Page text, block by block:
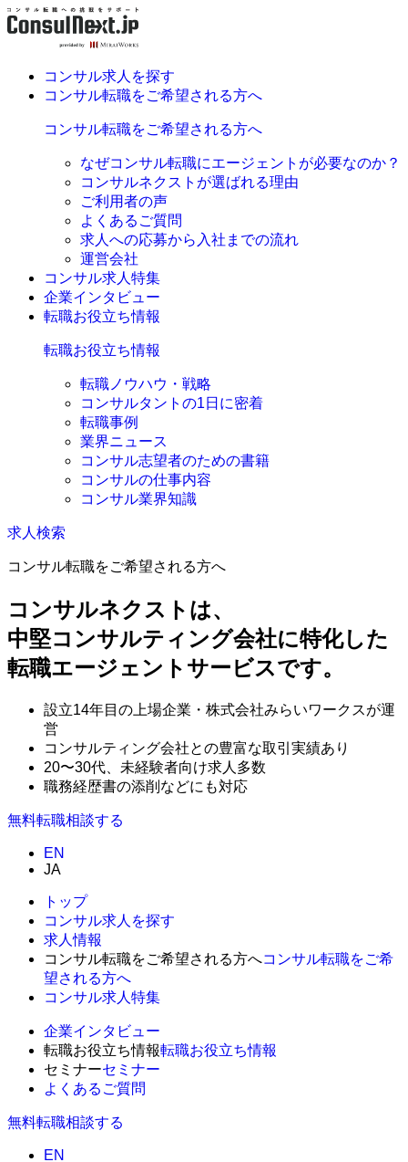
コンサル求人を探す
コンサル転職をご希望される方へ
コンサル転職をご希望される方へ
なぜコンサル転職にエージェントが必要なのか？
コンサルネクストが選ばれる理由
ご利用者の声
よくあるご質問
求人への応募から入社までの流れ
運営会社
コンサル求人特集
企業インタビュー
転職お役立ち情報
転職お役立ち情報
転職ノウハウ・戦略
コンサルタントの1日に密着
転職事例
業界ニュース
コンサル志望者のための書籍
コンサルの仕事内容
コンサル業界知識
求人検索
コンサル転職をご希望される方へ
コンサルネクストは、
中堅コンサルティング会社に特化した
転職エージェントサービスです。
設立14年目の上場企業・株式会社みらいワークスが運
営
コンサルティング会社との豊富な取引実績あり
20〜30代、未経験者向け求人多数
職務経歴書の添削などにも対応
無料転職相談する
EN
JA
トップ
コンサル求人を探す
求人情報
コンサル転職をご希望される方へコンサル転職をご希
望される方へ
コンサル求人特集
企業インタビュー
転職お役立ち情報転職お役立ち情報
セミナーセミナー
よくあるご質問
無料転職相談する
EN